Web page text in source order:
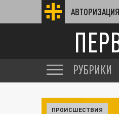
АВТОРИЗАЦИЯ
РУБРИКИ
ПРОИСШЕСТВИЯ